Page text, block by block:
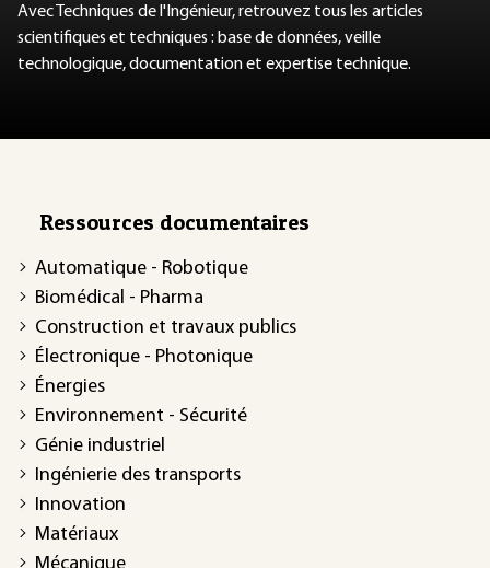
Avec Techniques de l'Ingénieur, retrouvez tous les articles
scientifiques et techniques : base de données, veille
technologique, documentation et expertise technique.
Ressources documentaires
Automatique - Robotique
Biomédical - Pharma
Construction et travaux publics
Électronique - Photonique
Énergies
Environnement - Sécurité
Génie industriel
Ingénierie des transports
Innovation
Matériaux
Mécanique